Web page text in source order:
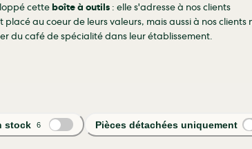
cette boîte à outils : elle s'adresse à nos clients
au coeur de leurs valeurs, mais aussi à nos clients
du café de spécialité dans leur établissement.
stock 6 Pièces détachées uniquement